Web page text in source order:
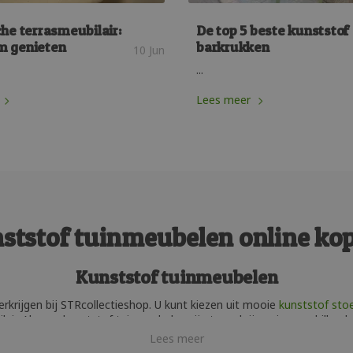
terrasmeubilair:
genieten
10 Jun
De top 5 beste kunststof
barkrukken
...
Lees meer
tuinmeubelen online
Kunststof tuinmeubelen
bij STRcollectieshop. U kunt kiezen uit mooie kunststof
Al onze kunststof tuinmeubelen zijn te verkrijgen in
is dat deze meubelen bijna niets wegen. Kunststof vereist
Lees meer